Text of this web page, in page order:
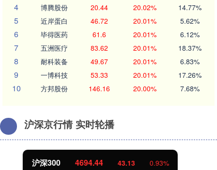
4 博腾股份 20.44 20.02% 14.77%
5 近岸蛋白 46.72 20.01% 5.62%
6 毕得医药 61.6 20.01% 6.12%
7 五洲医疗 83.62 20.01% 18.37%
8 耐科装备 49.67 20.01% 6.83%
9 一博科技 53.33 20.01% 17.26%
10 方邦股份 146.16 20.00% 7.68%
沪深京行情 实时轮播
北证50 1134.24 11.37 1.01%